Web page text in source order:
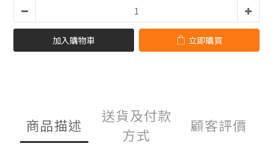
加入購物車 立即購買
商品描述
送貨及付款
方式
顧客評價